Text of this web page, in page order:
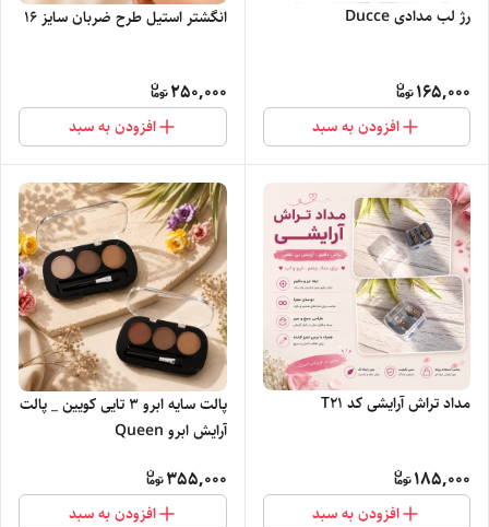
رژ لب مدادی Ducce
165,000
افزودن به سبد
انگشتر استیل طرح ضربان سایز ۱۶
250,000
افزودن به سبد
مداد تراش آرایشی کد T21
185,000
افزودن به سبد
پالت سایه ابرو ۳ تایی کویین _ پالت
آرایش ابرو Queen
355,000
افزودن به سبد